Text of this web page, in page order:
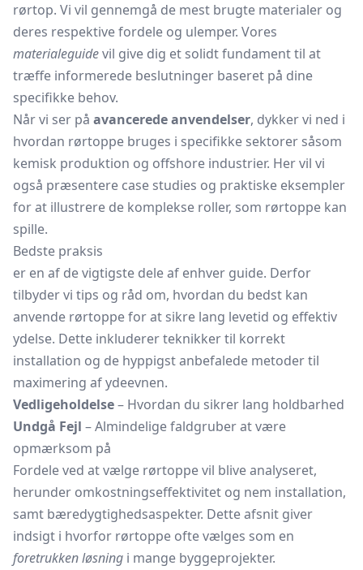
rørtop. Vi vil gennemgå de mest brugte materialer og
deres respektive fordele og ulemper. Vores
materialeguidevil give dig et solidt fundament til at
træffe informerede beslutninger baseret på dine
specifikke behov.
Når vi ser på avancerede anvendelser, dykker vi ned i
hvordan rørtoppe bruges i specifikke sektorer såsom
kemisk produktion og offshore industrier. Her vil vi
også præsentere case studies og praktiske eksempler
for at illustrere de komplekse roller, som rørtoppe kan
spille.
Bedste praksis
er en af de vigtigste dele af enhver guide. Derfor
tilbyder vi tips og råd om, hvordan du bedst kan
anvende rørtoppe for at sikre lang levetid og effektiv
ydelse. Dette inkluderer teknikker til korrekt
installation og de hyppigst anbefalede metoder til
maximering af ydeevnen.
Vedligeholdelse– Hvordan du sikrer lang holdbarhed
Undgå Fejl – Almindelige faldgruber at være
opmærksom på
Fordele ved at vælge rørtoppe vil blive analyseret,
herunder omkostningseffektivitet og nem installation,
samt bæredygtighedsaspekter. Dette afsnit giver
indsigt i hvorfor rørtoppe ofte vælges som en
foretrukken løsning i mange byggeprojekter.